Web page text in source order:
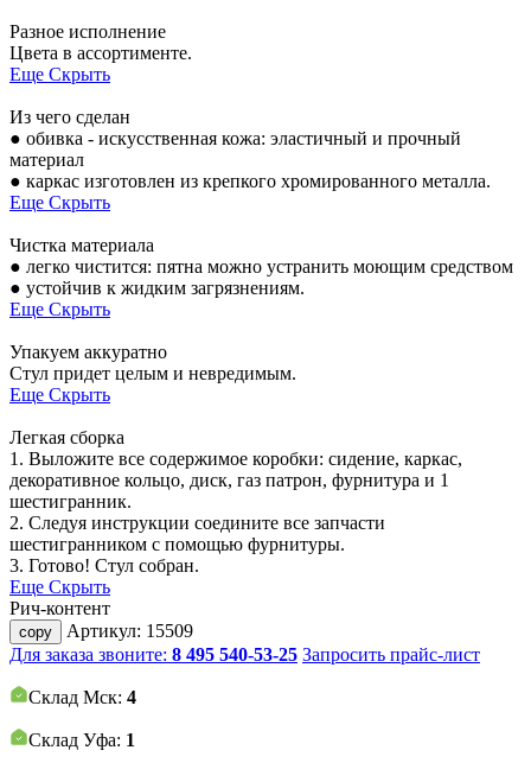
Разное исполнение
Цвета в ассортименте.
Еще Скрыть
Из чего сделан
● обивка - искусственная кожа: эластичный и прочный
материал
● каркас изготовлен из крепкого хромированного металла.
Еще Скрыть
Чистка материала
● легко чистится: пятна можно устранить моющим средством
● устойчив к жидким загрязнениям.
Еще Скрыть
Упакуем аккуратно
Стул придет целым и невредимым.
Еще Скрыть
Легкая сборка
1. Выложите все содержимое коробки: сидение, каркас,
декоративное кольцо, диск, газ патрон, фурнитура и 1
шестигранник.
2. Следуя инструкции соедините все запчасти
шестигранником с помощью фурнитуры.
3. Готово! Стул собран.
Еще Скрыть
Рич-контент
copy Артикул: 15509
Для заказа звоните: 8 495 540-53-25 Запросить прайс-лист
Склад Мск: 4
Склад Уфа: 1